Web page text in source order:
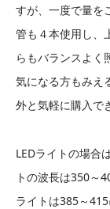
すが、一度で量を
管も４本使用し、
らもバランスよく
気になる方もみえ
外と気軽に購入で
LEDライトの場合
トの波長は350～
ライトは385～